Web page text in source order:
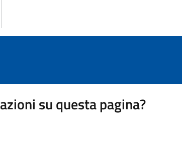
su questa pagina?